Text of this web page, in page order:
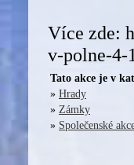
Více zde:
v-polne-4-
Tato akce je v
» Hrady
» Zámky
» Společenské